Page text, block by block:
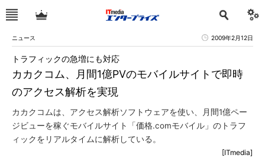
ニュース 2009年2月12日
カカクコム、月間1億PVのモバイルサイトで即時
のアクセス解析を実現
トラフィックの急増にも対応
カカクコムは、アクセス解析ソフトウェアを使い、月間1億ペー
ジビューを稼ぐモバイルサイト「価格.comモバイル」のトラフ
ィックをリアルタイムに解析している。
[ITmedia]